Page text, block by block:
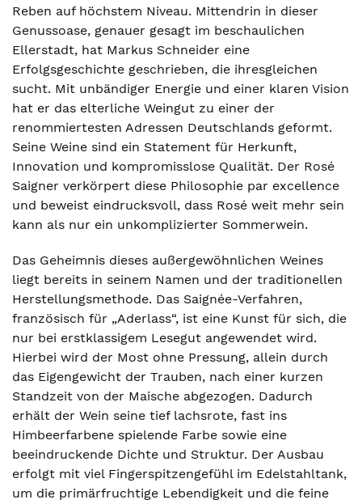
Reben auf höchstem Niveau. Mittendrin in dieser
Genussoase, genauer gesagt im beschaulichen
Ellerstadt, hat Markus Schneider eine
Erfolgsgeschichte geschrieben, die ihresgleichen
sucht. Mit unbändiger Energie und einer klaren Vision
hat er das elterliche Weingut zu einer der
renommiertesten Adressen Deutschlands geformt.
Seine Weine sind ein Statement für Herkunft,
Innovation und kompromisslose Qualität. Der Rosé
Saigner verkörpert diese Philosophie par excellence
und beweist eindrucksvoll, dass Rosé weit mehr sein
kann als nur ein unkomplizierter Sommerwein.
Das Geheimnis dieses außergewöhnlichen Weines
liegt bereits in seinem Namen und der traditionellen
Herstellungsmethode. Das Saignée-Verfahren,
französisch für „Aderlass“, ist eine Kunst für sich, die
nur bei erstklassigem Lesegut angewendet wird.
Hierbei wird der Most ohne Pressung, allein durch
das Eigengewicht der Trauben, nach einer kurzen
Standzeit von der Maische abgezogen. Dadurch
erhält der Wein seine tief lachsrote, fast ins
Himbeerfarbene spielende Farbe sowie eine
beeindruckende Dichte und Struktur. Der Ausbau
erfolgt mit viel Fingerspitzengefühl im Edelstahltank,
um die primärfruchtige Lebendigkeit und die feine